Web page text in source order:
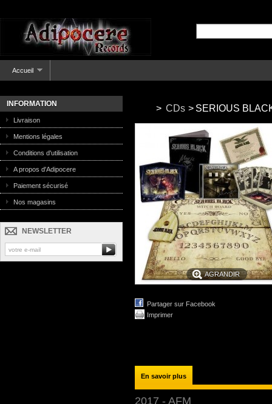
Accueil
INFORMATION
Livraison
Mentions légales
Conditions d'utilisation
A propos d'Adipocere
Paiement sécurisé
Nos magasins
NEWSLETTER
> CDs > SERIOUS
AGRANDIR
Partager sur Facebook
Imprimer
En savoir plus
2017 - AFM